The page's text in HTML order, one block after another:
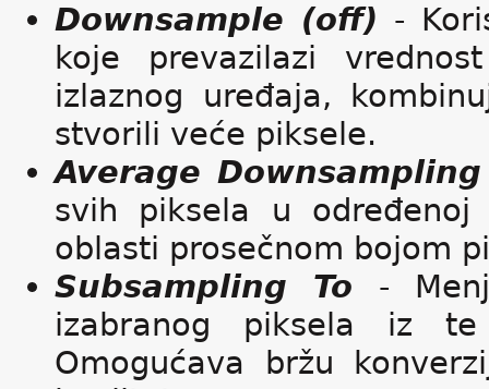
Downsample (off) -
koje prevazilazi
izlaznog uređaja,
stvorili veće piksele.
Average Downsampling
svih piksela u
oblasti prosečnom bojom
Subsampling To -
izabranog piksela iz
Omogućava bržu